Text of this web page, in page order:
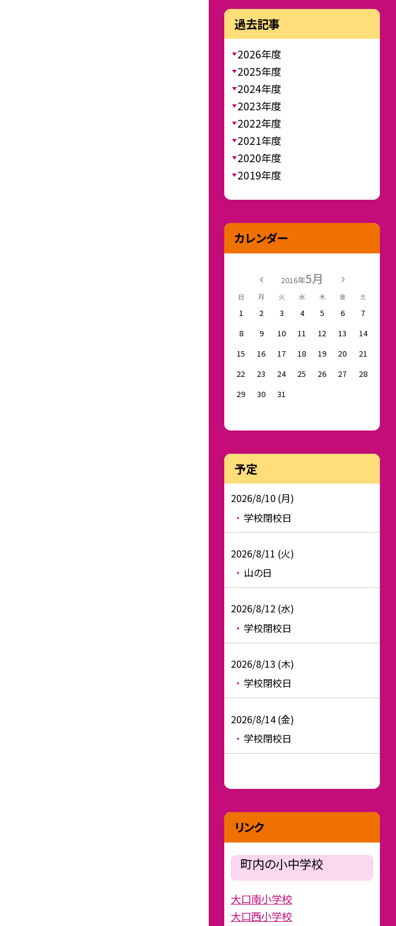
過去記事
2026年度
2025年度
2024年度
2023年度
2022年度
2021年度
2020年度
2019年度
カレンダー
2016年5月
日 月 火 水 木 金 土
1 2 3 4 5 6
7
8
9 10 11 12 13
14
15
16 17 18 19 20
21
22
23 24 25 26 27
28
29
30 31
予定
2026/8/10 (月)
学校閉校日
2026/8/11 (火)
山の日
2026/8/12 (水)
学校閉校日
2026/8/13 (木)
学校閉校日
2026/8/14 (金)
学校閉校日
リンク
町内の小中学校
大口南小学校
大口西小学校